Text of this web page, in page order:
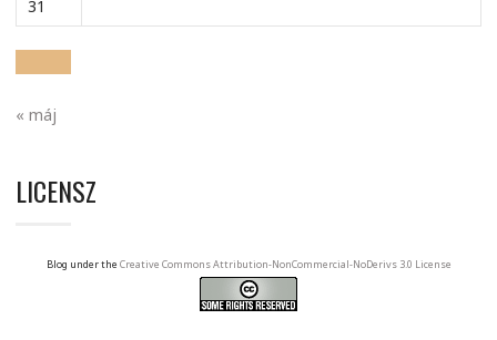
31
« máj
LICENSZ
Blog under the Creative Commons Attribution-NonCommercial-NoDerivs 3.0 License